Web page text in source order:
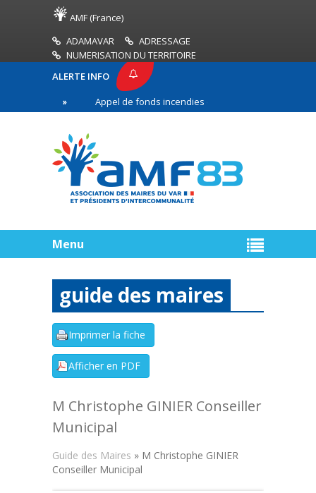
AMF (France)
ADAMAVAR
ADRESSAGE
NUMERISATION DU TERRITOIRE
ALERTE INFO
Appel de fonds incendies de forêt
ligne
Menu
guide des maires
M Christophe GINIER Conseiller
Municipal
Guide des Maires » M Christophe GINIER
Conseiller Municipal